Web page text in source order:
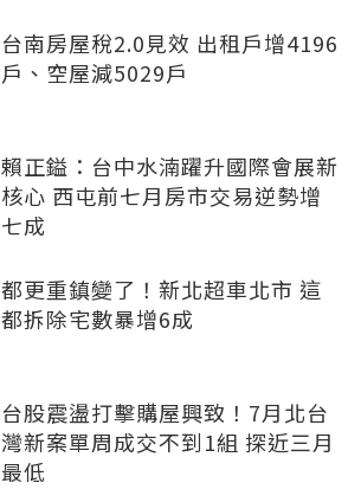
台南房屋稅2.0見效 出租戶增4196
戶、空屋減5029戶
賴正鎰：台中水湳躍升國際會展新
核心 西屯前七月房市交易逆勢增
七成
都更重鎮變了！新北超車北市 這
都拆除宅數暴增6成
台股震盪打擊購屋興致！7月北台
灣新案單周成交不到1組 探近三月
最低